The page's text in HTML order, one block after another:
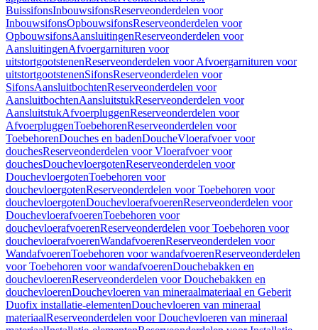
BuissifonsInbouwsifonsReserveonderdelen voor
InbouwsifonsOpbouwsifonsReserveonderdelen voor
OpbouwsifonsAansluitingenReserveonderdelen voor
AansluitingenAfvoergarnituren voor
uitstortgootstenenReserveonderdelen voor Afvoergarnituren voor
uitstortgootstenenSifonsReserveonderdelen voor
SifonsAansluitbochtenReserveonderdelen voor
AansluitbochtenAansluitstukReserveonderdelen voor
AansluitstukAfvoerpluggenReserveonderdelen voor
AfvoerpluggenToebehorenReserveonderdelen voor
ToebehorenDouches en badenDoucheVloerafvoer voor
douchesReserveonderdelen voor Vloerafvoer voor
douchesDouchevloergotenReserveonderdelen voor
DouchevloergotenToebehoren voor
douchevloergotenReserveonderdelen voor Toebehoren voor
douchevloergotenDouchevloerafvoerenReserveonderdelen voor
DouchevloerafvoerenToebehoren voor
douchevloerafvoerenReserveonderdelen voor Toebehoren voor
douchevloerafvoerenWandafvoerenReserveonderdelen voor
WandafvoerenToebehoren voor wandafvoerenReserveonderdelen
voor Toebehoren voor wandafvoerenDouchebakken en
douchevloerenReserveonderdelen voor Douchebakken en
douchevloerenDouchevloeren van mineraalmateriaal en Geberit
Duofix installatie-elementenDouchevloeren van mineraal
materiaalReserveonderdelen voor Douchevloeren van mineraal